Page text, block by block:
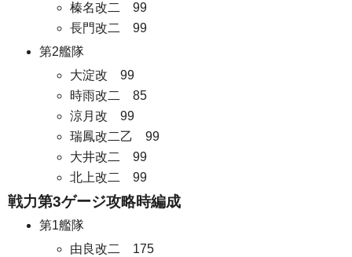
榛名改二 99
長門改二 99
第2艦隊
大淀改 99
時雨改二 85
涼月改 99
瑞鳳改二乙 99
大井改二 99
北上改二 99
戦力第3ゲージ攻略時編成
第1艦隊
由良改二 175